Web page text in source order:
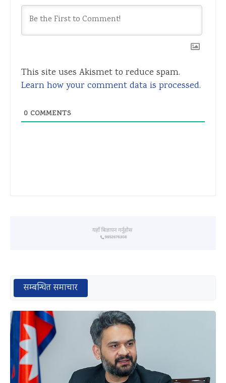
This site uses Akismet to reduce spam.
Learn how your comment data is processed.
0 COMMENTS
सम्बन्धित समाचार